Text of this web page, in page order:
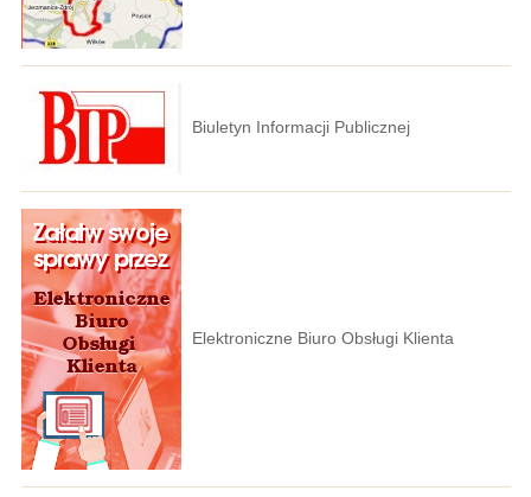
Biuletyn Informacji Publicznej
Elektroniczne Biuro Obsługi Klienta